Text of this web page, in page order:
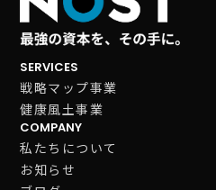
SERVICES
戦略マップ事業
健康風土事業
COMPANY
私たちについて
お知らせ